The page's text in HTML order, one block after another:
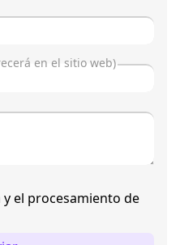
el procesamiento de